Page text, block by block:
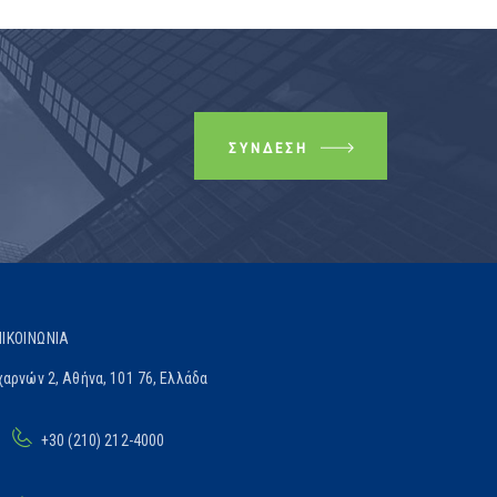
ΣΎΝΔΕΣΗ
2, Αθήνα, 101 76, Ελλάδα
+30 (210) 212-4000